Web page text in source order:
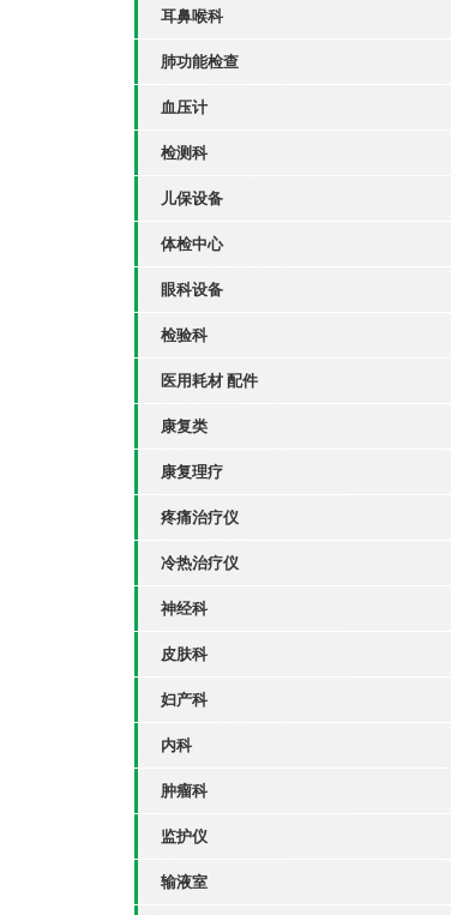
耳鼻喉科
肺功能检查
血压计
检测科
儿保设备
体检中心
眼科设备
检验科
医用耗材 配件
康复类
康复理疗
疼痛治疗仪
冷热治疗仪
神经科
皮肤科
妇产科
内科
肿瘤科
监护仪
输液室